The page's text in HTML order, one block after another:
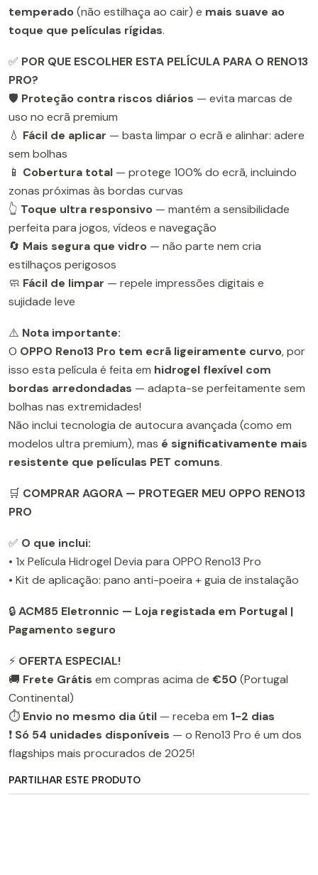
temperado(não estilhaça ao cair) e mais suave ao
toque que películas rígidas.
✅ POR QUE ESCOLHER ESTA PELÍCULA PARA O RENO13
PRO?
🛡️ Proteção contra riscos diários — evita marcas de
uso no ecrã premium
💧 Fácil de aplicar — basta limpar o ecrã e alinhar: adere
sem bolhas
📱 Cobertura total — protege 100% do ecrã, incluindo
zonas próximas às bordas curvas
👆 Toque ultra responsivo — mantém a sensibilidade
perfeita para jogos, vídeos e navegação
🔄 Mais segura que vidro — não parte nem cria
estilhaços perigosos
🧼 Fácil de limpar — repele impressões digitais e
sujidade leve
⚠️ Nota importante:
O OPPO Reno13 Pro tem ecrã ligeiramente curvo, por
isso esta película é feita em hidrogel flexível com
bordas arredondadas — adapta-se perfeitamente sem
bolhas nas extremidades!
Não inclui tecnologia de autocura avançada (como em
modelos ultra premium), mas é significativamente mais
resistente que películas PET comuns.
🛒 COMPRAR AGORA — PROTEGER MEU OPPO RENO13
PRO
✅ O que inclui:
• 1x Película Hidrogel Devia para OPPO Reno13 Pro
• Kit de aplicação: pano anti-poeira + guia de instalação
🔒ACM85 Eletronnic — Loja registada em Portugal |
Pagamento seguro
⚡ OFERTA ESPECIAL!
🚚 Frete Grátis em compras acima de €50 (Portugal
Continental)
⏱️ Envio no mesmo dia útil — receba em 1-2 dias
❗ Só 54 unidades disponíveis — o Reno13 Pro é um dos
flagships mais procurados de 2025!
PARTILHAR ESTE PRODUTO